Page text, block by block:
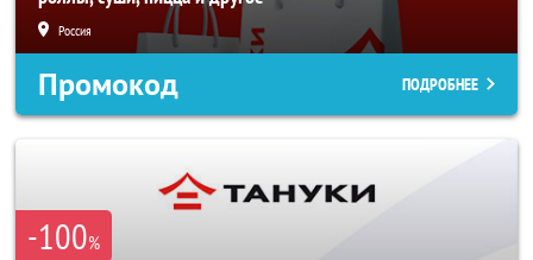
Россия
Промокод ПОДРОБНЕЕ
-100%